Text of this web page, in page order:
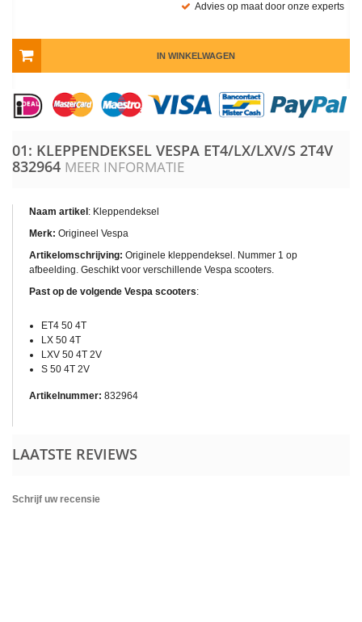
Advies op maat door onze experts
IN WINKELWAGEN
01: KLEPPENDEKSEL VESPA ET4/LX/LXV/S 2T4V
832964 MEER INFORMATIE
Naam artikel : Kleppendeksel
Merk: Origineel Vespa
Artikelomschrijving: Originele kleppendeksel. Nummer 1 op
afbeelding. Geschikt voor verschillende Vespa scooters.
Past op de volgende Vespa scooters:
ET4 50 4T
LX 50 4T
LXV 50 4T 2V
S 50 4T 2V
Artikelnummer: 832964
LAATSTE REVIEWS
Schrijf uw recensie